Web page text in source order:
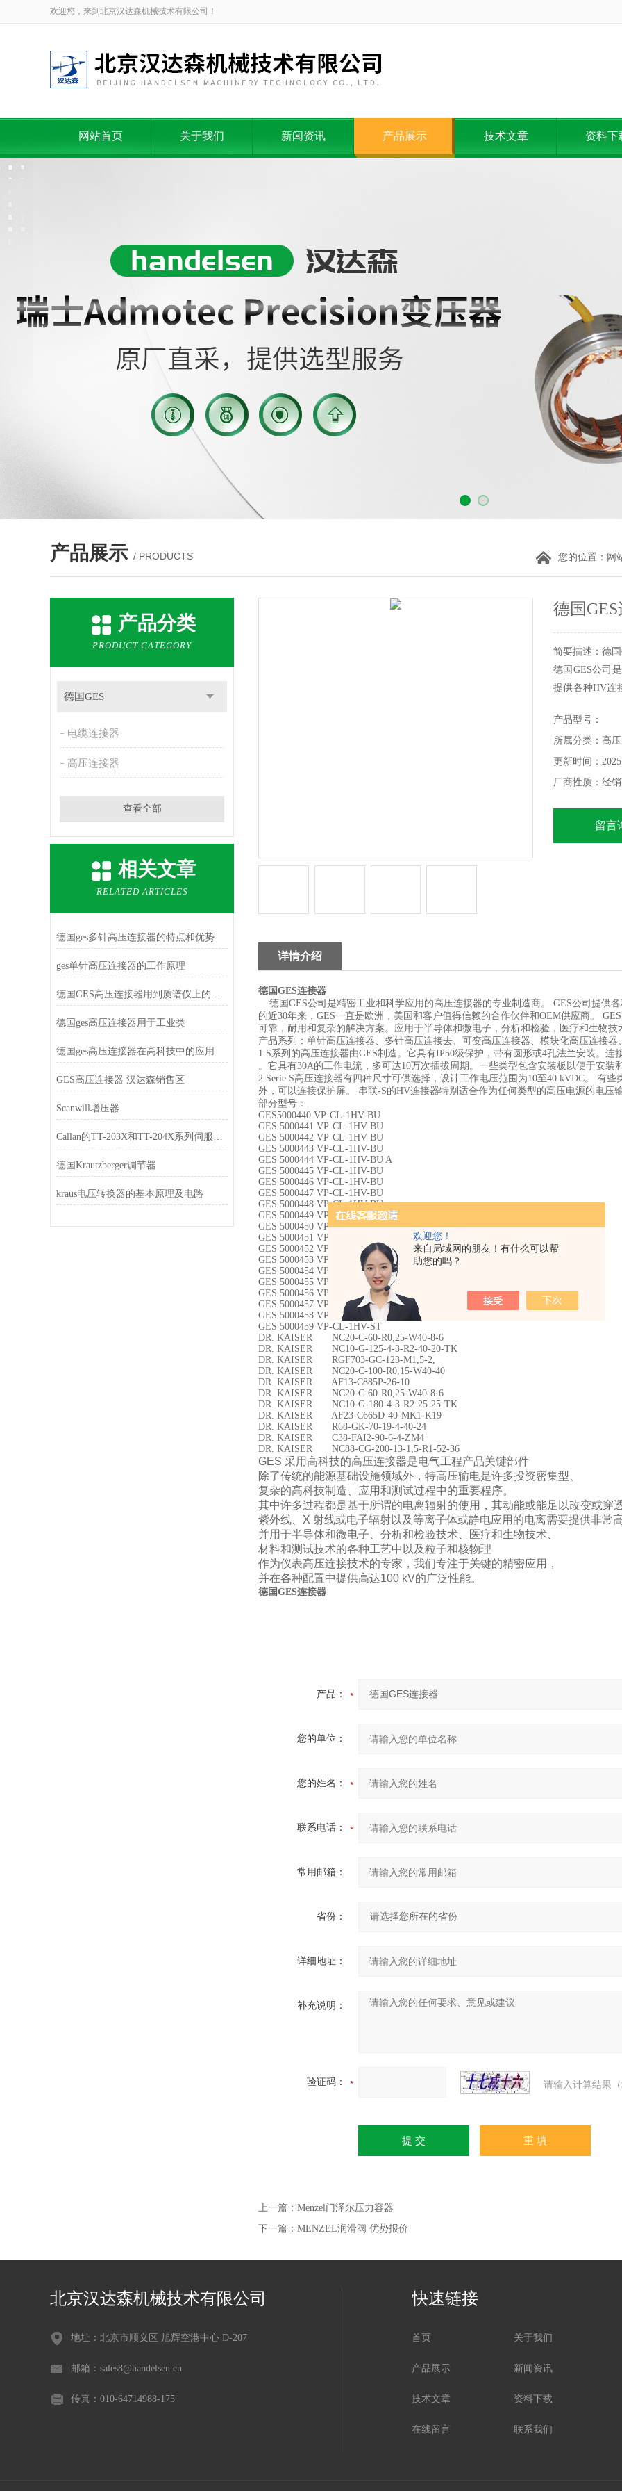
欢迎您！
来自局域网的朋友！有什么可以帮
助您的吗？
欢迎您，来到北京汉达森机械技术有限公司！
网站首页 关于我们 新闻资讯 产品展示 技术文章 资料下
产品展示 / PRODUCTS 您的位置： 网
产品分类
PRODUCT CATEGORY
德国GES
电缆连接器
高压连接器
查看全部
相关文章
RELATED ARTICLES
德国ges多针高压连接器的特点和优势
ges单针高压连接器的工作原理
德国GES高压连接器用到质谱仪上的特点
德国ges高压连接器用于工业类
德国ges高压连接器在高科技中的应用
GES高压连接器 汉达森销售区
Scanwill增压器
Callan的TT-203X和TT-204X系列伺服电机采用面装式
德国Krautzberger调节器
kraus电压转换器的基本原理及电路
德国
简要描述：德
德国GES公司
提供各种HV连
产品型号：
所属分类：高
更新时间：
厂商性质：经
留言
详情介绍
德国GES连接器
德国 GES公司是精密工业和科学应用的高压连接器的专业制造商。 GES公司提供各
的近30年来， GES一直是欧洲，美国和客户值得信赖的合作伙伴和OEM供应商。 GES
可靠，耐用和复杂的解决方案。应用于半导体和微电子，分析和检验，医疗和生物技
产品系列：单针高压连接器、多针高压连接去、可变高压连接器、模块化高压连接器
1.S系列的高压连接器由GES制造。它具有IP50级保护，带有圆形或4孔法兰安装。连
。它具有30A的工作电流，多可达10万次插拔周期。一些类型包含安装板以便于安装
2.Serie S高压连接器有四种尺寸可供选择，设计工作电压范围为10至40 kVDC。 有些
外，可以连接保护屏。
串联-S的HV连接器特别适合作为任何类型的高压电源的电压输
部分型号：
GES5000440 VP-CL-1HV-BU
GES 5000441 VP-CL-1HV-BU
GES 5000442 VP-CL-1HV-BU
GES 5000443 VP-CL-1HV-BU
GES 5000444 VP-CL-1HV-BU A
GES 5000445 VP-CL-1HV-BU
GES 5000446 VP-CL-1HV-BU
GES 5000447 VP-CL-1HV-BU
GES 5000448 VP-CL-1HV-BU
GES 5000449 VP-CL-1HV-BU
GES 5000450 VP-CL-1HV-ST
GES 5000451 VP-CL-1HV-ST
GES 5000452 VP-CL-1HV-ST
GES 5000453 VP-CL-1HV-ST
GES 5000454 VP-CL-1HV-ST
GES 5000455 VP-CL-1HV-ST
GES 5000456 VP-CL-1HV-ST
GES 5000457 VP-CL-1HV-ST
GES 5000458 VP-CL-1HV-ST A
GES 5000459 VP-CL-1HV-ST
DR. KAISER NC20-C-60-R0,25-W40-8-6
DR. KAISER NC10-G-125-4-3-R2-40-20-TK
DR. KAISER RGF703-GC-123-M1,5-2,
DR. KAISER NC20-C-100-R0,15-W40-40
DR. KAISER AF13-C885P-26-10
DR. KAISER NC20-C-60-R0,25-W40-8-6
DR. KAISER NC10-G-180-4-3-R2-25-25-TK
DR. KAISER AF23-C665D-40-MK1-K19
DR. KAISER R68-GK-70-19-4-40-24
DR. KAISER C38-FAI2-90-6-4-ZM4
DR. KAISER NC88-CG-200-13-1,5-R1-52-36
GES 采用高科技的高压连接器是电气工程产品关键部件
除了传统的能源基础设施领域外，特高压输电是许多投资密集型、
复杂的高科技制造、应用和测试过程中的重要程序。
其中许多过程都是基于所谓的电离辐射的使用，其动能或能足以改变或穿
紫外线、X 射线或电子辐射以及等离子体或静电应用的电离需要提供非常
并用于半导体和微电子、分析和检验技术、医疗和生物技术、
材料和测试技术的各种工艺中以及粒子和核物理
作为仪表高压连接技术的专家，我们专注于关键的精密应用，
并在各种配置中提供高达100 kV的广泛性能。
德国GES连接器
产品：
您的单位：
您的姓名：
联系电话：
常用邮箱：
省份：
详细地址：
补充说明：
验证码： 请输入计算结果
上一篇： Menzel门泽尔压力容器
下一篇： MENZEL润滑阀 优势报价
北京汉达森机械技术有限公司
地址：北京市顺义区 旭辉空港中心 D-207
邮箱：sales8@handelsen.cn
传真：010-64714988-175
快速链接
首页 关于我们
产品展示 新闻资讯
技术文章 资料下载
在线留言 联系我们